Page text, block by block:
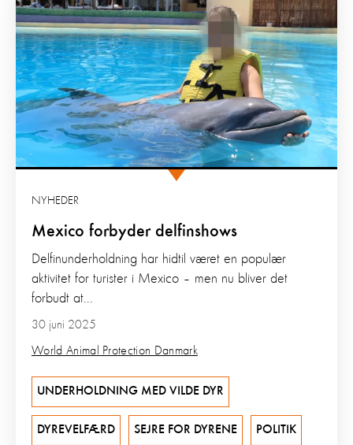
Mexico forbyder delfinshows
NYHEDER
30 juni 2025
World Animal Protection Danmark
Delfinunderholdning har hidtil været en populær
aktivitet for turister i Mexico – men nu bliver det
forbudt at...
UNDERHOLDNING MED VILDE DYR
DYREVELFÆRD SEJRE FOR DYRENE POLITIK